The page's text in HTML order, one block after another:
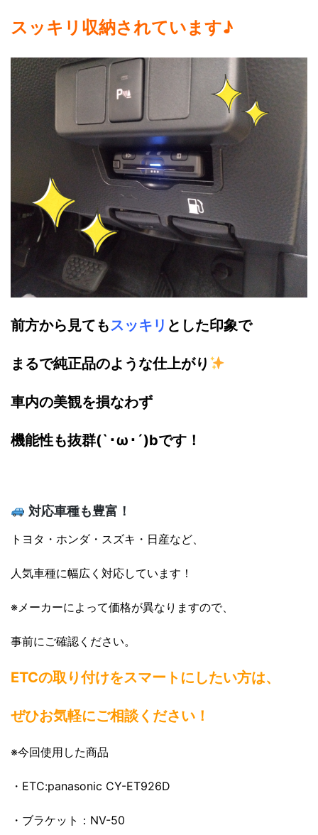
スッキリ収納されています♪
前方から見てもスッキリ とした印象で
まるで純正品のような仕上がり
車内の美観を損なわず
機能性も抜群(`･ω･´)bです！
対応車種も豊富！
トヨタ・ホンダ・スズキ・日産など、
人気車種に幅広く対応しています！
※メーカーによって価格が異なりますので、
事前にご確認ください。
ETCの取り付けをスマートにしたい方は、
ぜひお気軽にご相談ください！
※今回使用した商品
・ETC:panasonic CY-ET926D
・ブラケット：NV-50